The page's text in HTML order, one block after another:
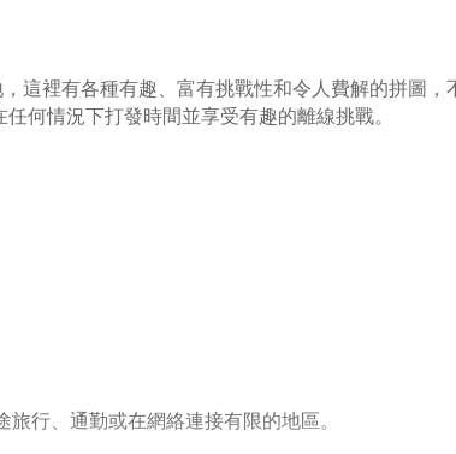
這裡有各種有趣、富有挑戰性和令人費解的拼圖，
何情況下打發時間並享受有趣的離線挑戰。
行、通勤或在網絡連接有限的地區。